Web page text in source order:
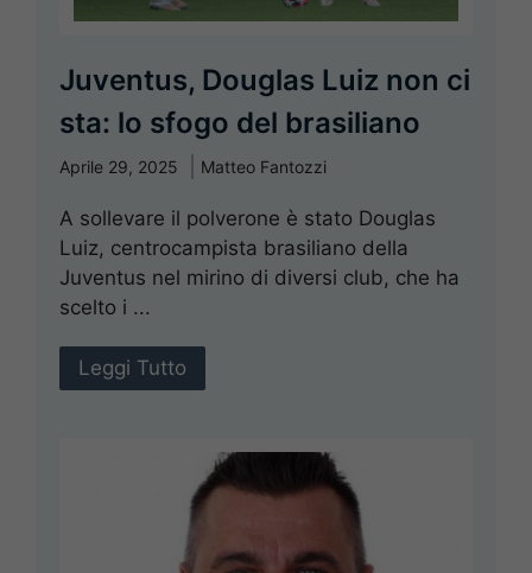
Juventus, Douglas Luiz non ci
sta: lo sfogo del brasiliano
Aprile 29, 2025 Matteo Fantozzi
A sollevare il polverone è stato Douglas
Luiz, centrocampista brasiliano della
Juventus nel mirino di diversi club, che ha
scelto i ...
Leggi Tutto